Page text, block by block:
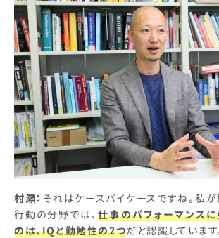
村瀬： それはケースバイケースですね。私
行動の分野では、仕事のパフォーマンス
のは、IQと勤勉性の2つだと認識しています